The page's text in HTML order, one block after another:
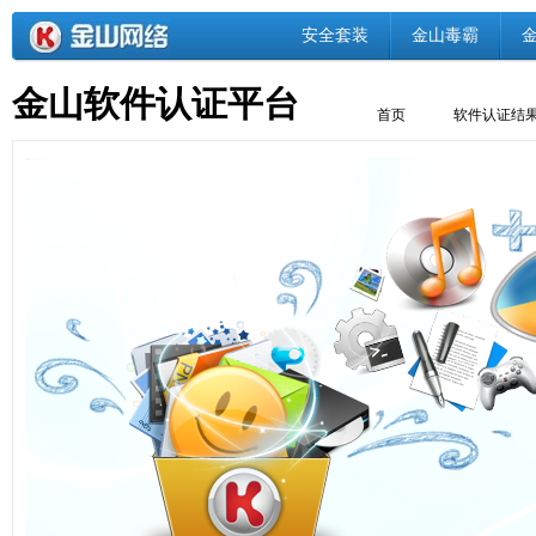
安全套装 金山毒霸
金山软件认证平台 首页 软件认证结